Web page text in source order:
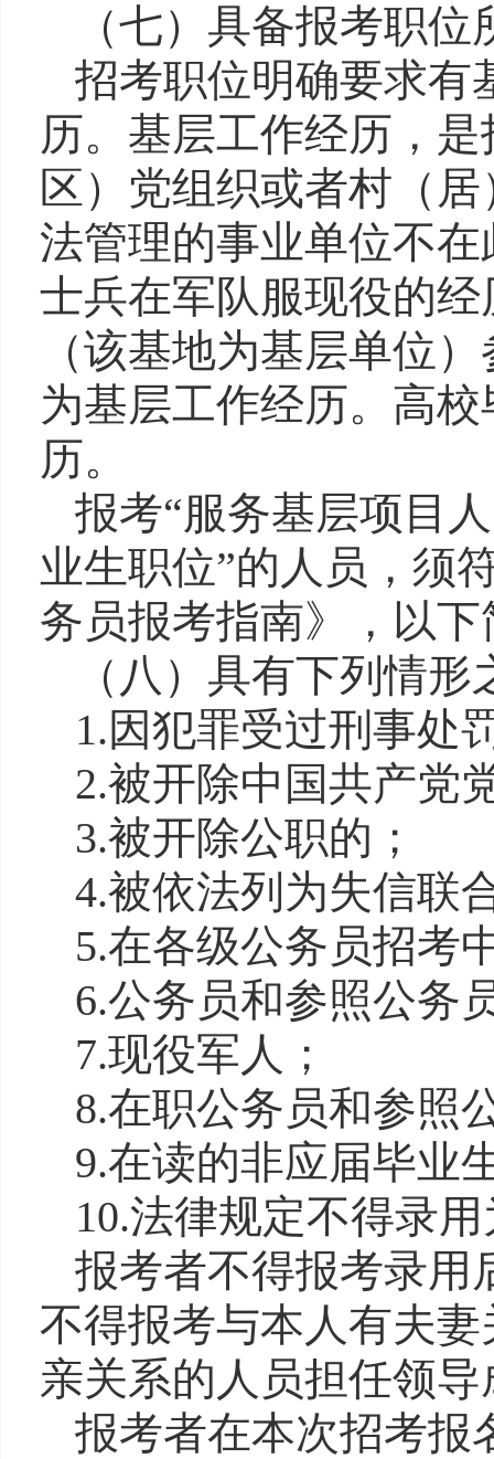
（七） 具备报考职位
招考职位明确要求有
历。基层工作经历，
区）党组织或者村（
法管理的事业单位不
士兵在军队服现役的
（该基地为基层单位
为基层工作经历。 高校
历。
报考“服务基层项目
业生职位”的人员，须
务员报考指南》
，以
（八） 具有下列情形
1.因犯罪受过刑事处
2.被开除中国共产党
3.被开除公职的 ；
4.被依法列为失信联
5.在各级公务员招考
6.公务员和参照公务
7.现役军人 ；
8.在职公务员和参照
9.在读的非应届毕业
10.法律规定不得录
报考者不得报考录用
不得报考与本人有夫
亲关系的人员担任领
报考者在本次招考报